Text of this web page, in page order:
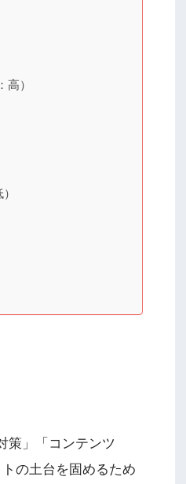
）
策」「コンテンツ
の土台を固めるため